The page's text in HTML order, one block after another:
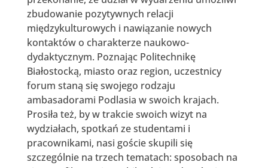
zbudowanie pozytywnych relacji
międzykulturowych i nawiązanie nowych
kontaktów o charakterze naukowo-
dydaktycznym. Poznając Politechnikę
Białostocką, miasto oraz region, uczestnicy
forum staną się swojego rodzaju
ambasadorami Podlasia w swoich krajach.
Prosiła też, by w trakcie swoich wizyt na
wydziałach, spotkań ze studentami i
pracownikami, nasi goście skupili się
szczególnie na trzech tematach: sposobach na